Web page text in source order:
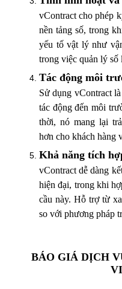
vContract cho phép
nền tảng số, trong
yếu tố vật lý như
trong việc quản lý số
Tác động môi
Sử dụng vContract
tác động đến môi
thời, nó mang lại
hơn cho khách hàng
Khả năng tích
vContract dễ dàng
hiện đại, trong khi
cầu này. Hỗ trợ từ
so với phương pháp
BÁO GIÁ DỊCH